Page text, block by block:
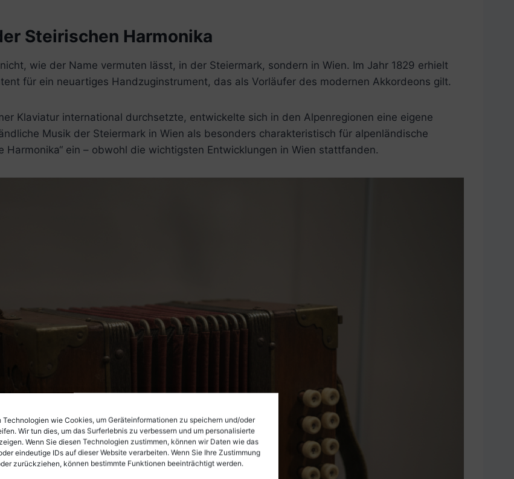
Technologien wie Cookies, um Geräteinformationen zu speichern und/oder
Wir tun dies, um das Surferlebnis zu verbessern und um personalisierte
Wenn Sie diesen Technologien zustimmen, können wir Daten wie das
eindeutige IDs auf dieser Website verarbeiten. Wenn Sie Ihre Zustimmung
zurückziehen, können bestimmte Funktionen beeinträchtigt werden.
Steirischen Harmonika
wie der Name vermuten lässt, in der Steiermark, sondern in Wien. Im Jahr 1829 erhielt
für ein neuartiges Handzuginstrument, das als Vorläufer des modernen Akkordeons gilt.
Klaviatur international durchsetzte, entwickelte sich in den Alpenregionen eine eigene
Musik der Steiermark in Wien als besonders charakteristisch für alpenländische
ein – obwohl die wichtigsten Entwicklungen in Wien stattfanden.